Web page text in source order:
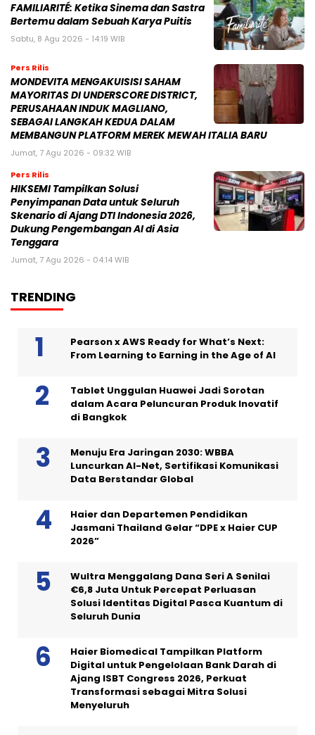
FAMILIARITÉ: Ketika Sinema dan Sastra
Bertemu dalam Sebuah Karya Puitis
Sabtu, 8 Agu 2026 - 14:19 WIB
Pers Rilis
MONDEVITA MENGAKUISISI SAHAM
MAYORITAS DI UNDERSCORE DISTRICT,
PERUSAHAAN INDUK MAGLIANO,
SEBAGAI LANGKAH KEDUA DALAM
MEMBANGUN PLATFORM MEREK MEWAH ITALIA BARU
Jumat, 7 Agu 2026 - 09:32 WIB
Pers Rilis
HIKSEMI Tampilkan Solusi
Penyimpanan Data untuk Seluruh
Skenario di Ajang DTI Indonesia 2026,
Dukung Pengembangan AI di Asia
Tenggara
Jumat, 7 Agu 2026 - 04:14 WIB
TRENDING
Pearson x AWS Ready for What’s Next:
From Learning to Earning in the Age of AI
Tablet Unggulan Huawei Jadi Sorotan
dalam Acara Peluncuran Produk Inovatif
di Bangkok
Menuju Era Jaringan 2030: WBBA
Luncurkan AI-Net, Sertifikasi Komunikasi
Data Berstandar Global
Haier dan Departemen Pendidikan
Jasmani Thailand Gelar “DPE x Haier CUP
2026”
Wultra Menggalang Dana Seri A Senilai
€6,8 Juta Untuk Percepat Perluasan
Solusi Identitas Digital Pasca Kuantum di
Seluruh Dunia
Haier Biomedical Tampilkan Platform
Digital untuk Pengelolaan Bank Darah di
Ajang ISBT Congress 2026, Perkuat
Transformasi sebagai Mitra Solusi
Menyeluruh